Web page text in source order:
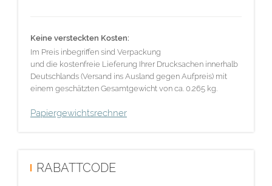
Keine versteckten Kosten:
Im Preis inbegriffen sind Verpackung
und die kostenfreie Lieferung Ihrer Drucksachen innerhalb
Deutschlands (Versand ins Ausland gegen Aufpreis) mit
einem geschätzten Gesamtgewicht von ca. 0.265 kg.
Papiergewichtsrechner
RABATTCODE